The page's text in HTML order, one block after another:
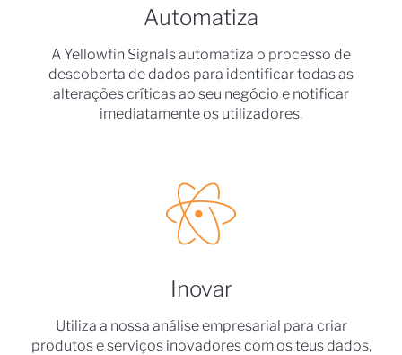
Automatiza
A Yellowfin Signals automatiza o processo de
descoberta de dados para identificar todas as
alterações críticas ao seu negócio e notificar
imediatamente os utilizadores.
Inovar
Utiliza a nossa análise empresarial para criar
produtos e serviços inovadores com os teus dados,